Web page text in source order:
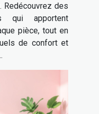
Redécouvrez des
qui apportent
pièce, tout en
de confort et